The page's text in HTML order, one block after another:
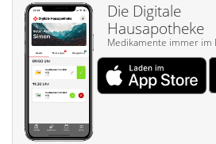
Die Digitale
Hausapotheke
Medikamente immer im